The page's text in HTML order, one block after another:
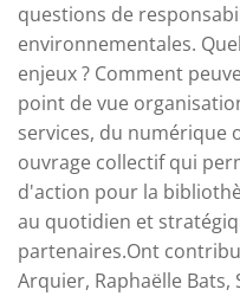
questions de
environnementales.
enjeux ? Comment
point de vue
services, du numérique
ouvrage collectif qui
d'action pour la
au quotidien et
partenaires.Ont
Arquier, Raphaëlle Bats,